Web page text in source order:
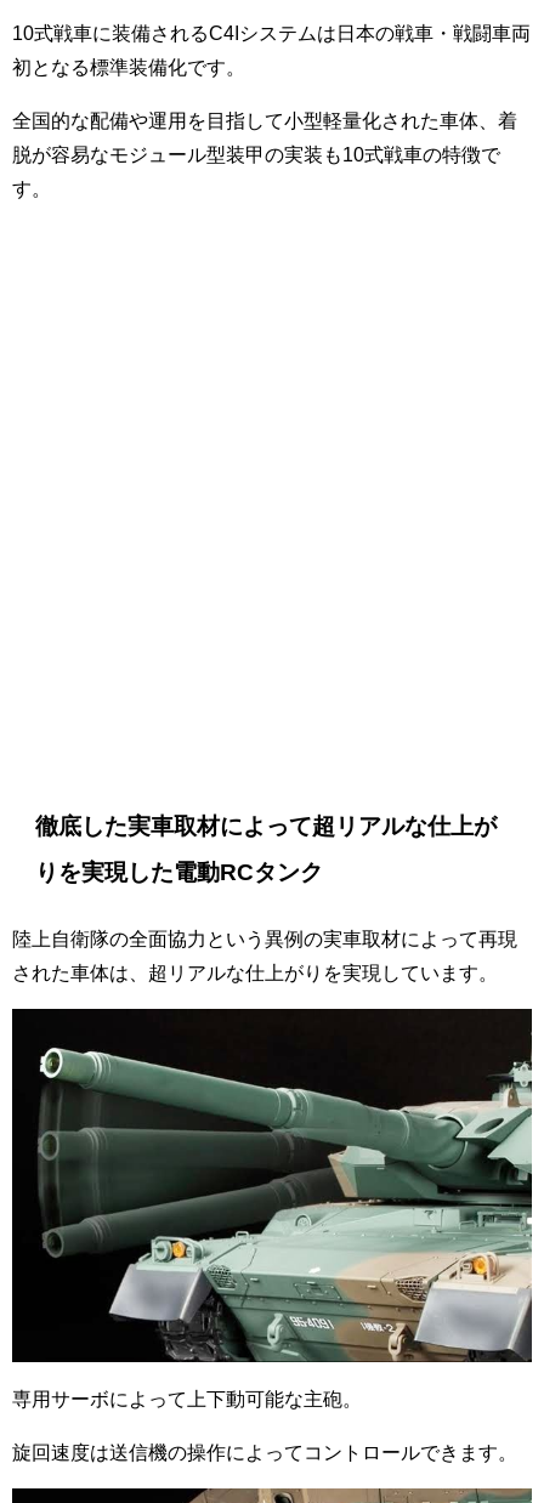
10式戦車に装備されるC4Iシステムは日本の戦車・戦闘車両
初となる標準装備化です。
全国的な配備や運用を目指して小型軽量化された車体、着
脱が容易なモジュール型装甲の実装も10式戦車の特徴で
す。
徹底した実車取材によって超リアルな仕上が
りを実現した電動RCタンク
陸上自衛隊の全面協力という異例の実車取材によって再現
された車体は、超リアルな仕上がりを実現しています。
専用サーボによって上下動可能な主砲。
旋回速度は送信機の操作によってコントロールできます。